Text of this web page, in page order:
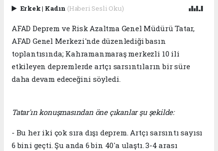
Erkek| Kadın (Haberi Sesli Oku)
AFAD Deprem ve Risk Azaltma Genel Müdürü Tatar,
AFAD Genel Merkezi'nde düzenlediği basın
toplantısında; Kahramanmaraş merkezli 10 ili
etkileyen depremlerde artçı sarsıntıların bir süre
daha devam edeceğini söyledi.
Tatar'ın konuşmasından öne çıkanlar şu şekilde:
- Bu her iki çok sıra dışı deprem. Artçı sarsıntı sayısı
6 bini geçti. Şu anda 6 bin 40'a ulaştı. 3-4 arası